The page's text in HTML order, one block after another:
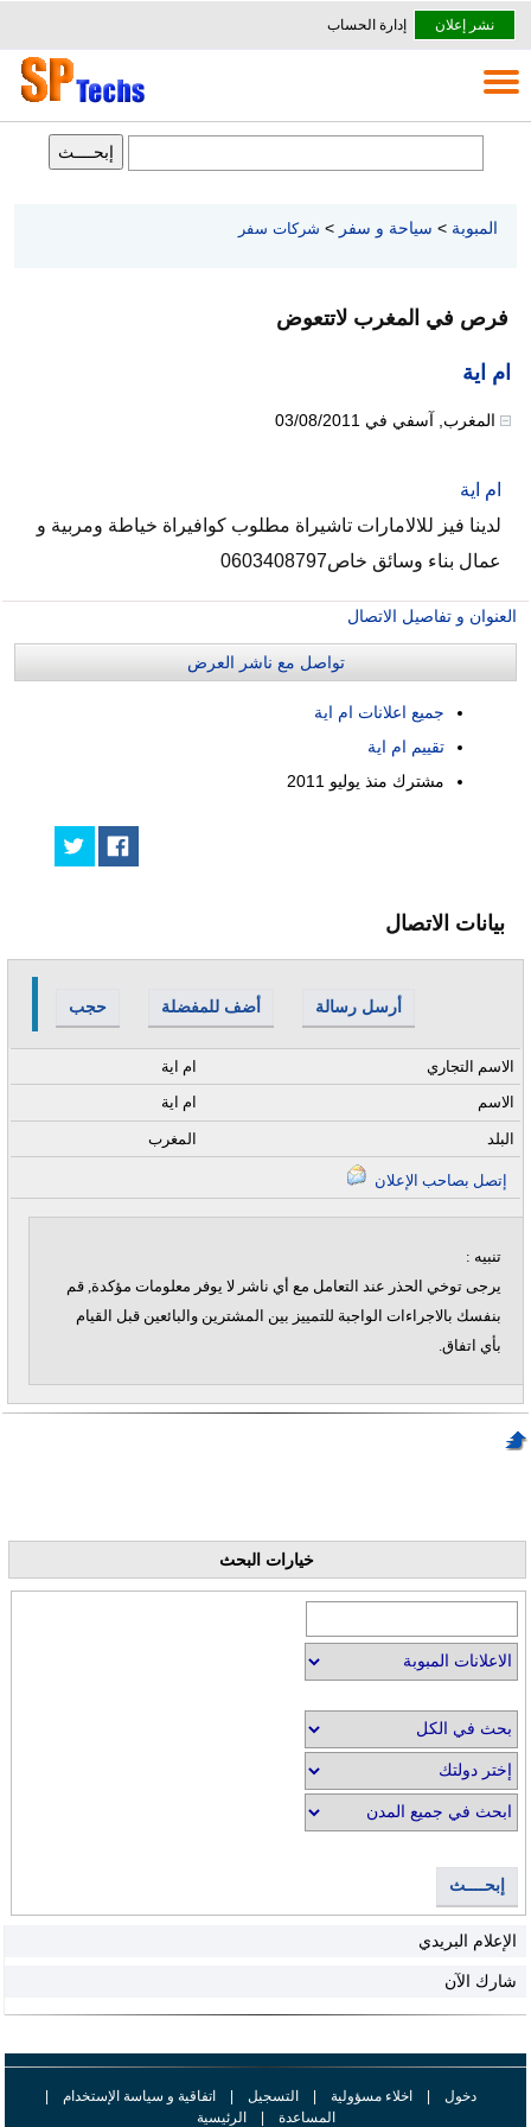
نشر إعلان إدارة الحساب
المبوبة > سياحة و سفر > شركات سفر
فرص في المغرب لاتتعوض
ام اية
المغرب آسفي في 03/08/2011
ام اية
لدينا فيز للالامارات تاشيراة مطلوب كوافيراة خياطة ومربية و
عمال بناء وسائق خاص0603408797
العنوان و تفاصيل الاتصال
تواصل مع ناشر العرض
جميع اعلانات ام اية
تقييم ام اية
مشترك منذ يوليو 2011
بيانات الاتصال
حجب أضف للمفضلة أرسل رسالة
ام اية
الاسم التجاري
ام اية
الاسم
المغرب البلد
تنبيه :
يرجى توخي الحذر عند التعامل مع أي ناشر لا يوفر معلومات مؤكدة, قم
بنفسك بالاجراءات الواجبة للتمييز بين المشترين والبائعين قبل القيام
بأي اتفاق.
خيارات البحث
إبحــــث
الإعلام البريدي
شارك الآن
دخول اخلاء مسؤولية التسجيل اتفاقية و سياسة الإستخدام
المساعدة
الرئيسية